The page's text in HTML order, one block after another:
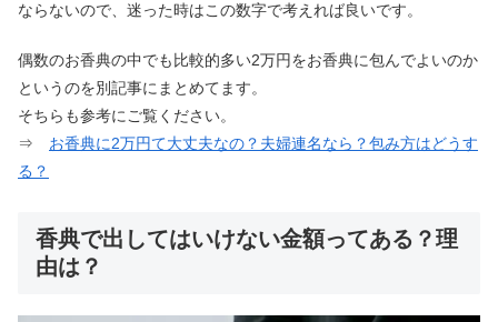
ならないので、迷った時はこの数字で考えれば良いです。
偶数のお香典の中でも比較的多い2万円をお香典に包んでよいのか
というのを別記事にまとめてます。
そちらも参考にご覧ください。
⇒ お香典に2万円て大丈夫なの？夫婦連名なら？包み方はどうす
る？
香典で出してはいけない金額ってある？理
由は？